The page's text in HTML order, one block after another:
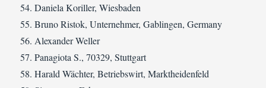
Daniela Koriller, Wiesbaden
Bruno Ristok, Unternehmer, Gablingen, Germany
Alexander Weller
Panagiota S., 70329, Stuttgart
Harald Wächter, Betriebswirt, Marktheidenfeld